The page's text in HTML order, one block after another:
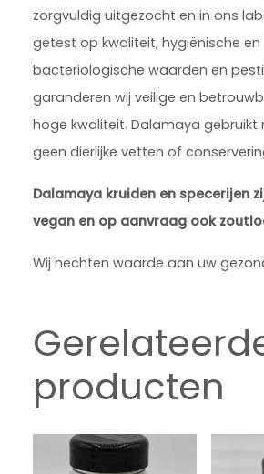
zorgvuldig uitgezocht en in ons
getest op kwaliteit, hygiënische en
bacteriologische waarden en
garanderen wij veilige en
hoge kwaliteit. Dalamaya gebruikt
geen dierlijke vetten of
Dalamaya kruiden en specerijen
vegan en op aanvraag ook
Wij hechten waarde aan uw
producten